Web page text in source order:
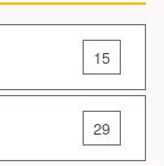
15
29